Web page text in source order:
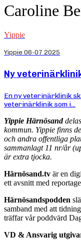
Caroline
Yippie
Yippie 06-07 2025
Ny
En ny veterinärklinik
veterinärklinik som i...
Yippie Härnösand
kommun. Yippie finns
och andra offentliga
sammanlagt 11 nr/år
är extra tjocka.
Härnösand.tv är en
ett avsnitt med
Härnösandspodden
samband med att
träffar vår poddvärd
VD & Ansvarig